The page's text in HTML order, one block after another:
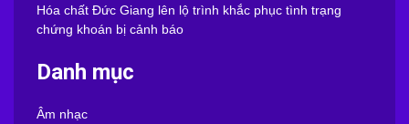
Hóa chất Đức Giang lên lộ trình khắc phục tình trạng
chứng khoán bị cảnh báo
Danh mục
Âm nhạc